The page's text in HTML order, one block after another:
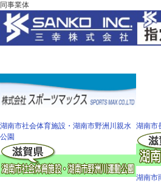
同事業体